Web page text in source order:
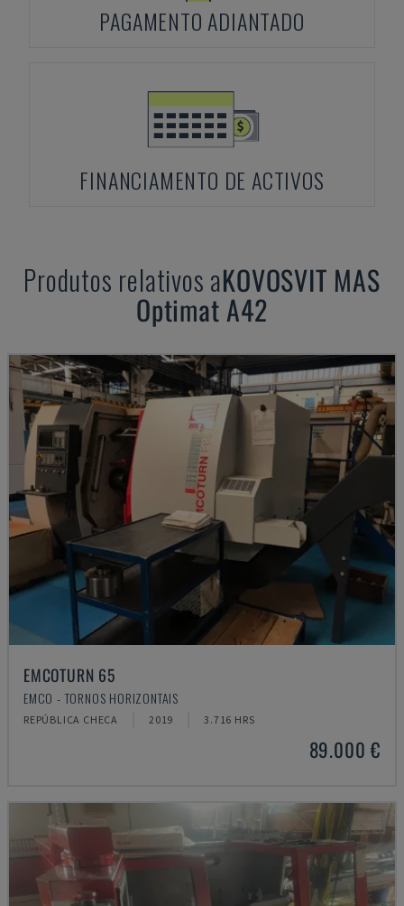
PAGAMENTO ADIANTADO
FINANCIAMENTO DE ACTIVOS
Produtos relativos aKOVOSVIT MAS
Optimat A42
EMCOTURN 65
EMCO - TORNOS HORIZONTAIS
REPÚBLICA CHECA 2019 3.716 HRS
89.000 €